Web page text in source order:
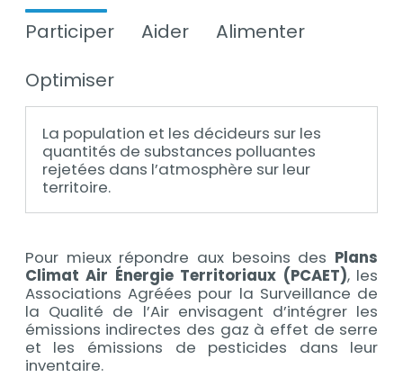
Participer
Aider
Alimenter
Optimiser
La population et les décideurs sur les
quantités de substances polluantes
rejetées dans l’atmosphère sur leur
territoire.
Pour mieux répondre aux besoins des Plans
Climat Air Énergie Territoriaux (PCAET), les
Associations Agréées pour la Surveillance de
la Qualité de l’Air envisagent d’intégrer les
émissions indirectes des gaz à effet de serre
et les émissions de pesticides dans leur
inventaire.